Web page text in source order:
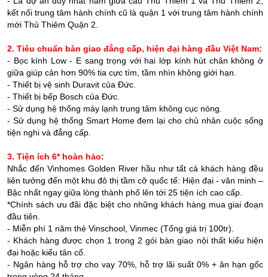
kết nối trung tâm hành chính cũ là quận 1 với trung tâm hành chính
mới Thủ Thiêm Quận 2.
2. Tiêu chuẩn bàn giao đẳng cấp, hiện đại hàng đầu Việt Nam:
- Bọc kính Low - E sang trọng với hai lớp kính hút chân không ở
giữa giúp cản hơn 90% tia cực tím, tầm nhìn không giới hạn.
- Thiết bị vệ sinh Duravit của Đức.
- Thiết bị bếp Bosch của Đức.
- Sử dụng hệ thống máy lạnh trung tâm không cục nóng.
- Sử dụng hệ thống Smart Home đem lại cho chủ nhân cuộc sống
tiện nghi và đẳng cấp.
3. Tiện ích 6* hoàn hảo:
Nhắc đến Vinhomes Golden River hầu như tất cả khách hàng đều
liên tưởng đến một khu đô thị tầm cỡ quốc tế: Hiện đại - văn minh –
Bậc nhất ngay giữa lòng thành phố lên tới 25 tiện ích cao cấp.
*Chính sách ưu đãi đặc biệt cho những khách hàng mua giai đoạn
đầu tiên.
- Miễn phí 1 năm thẻ Vinschool, Vinmec (Tổng giá trị 100tr).
- Khách hàng được chọn 1 trong 2 gói bàn giao nội thất kiểu hiện
đại hoặc kiểu tân cổ.
- Ngân hàng hỗ trợ cho vay 70%, hỗ trợ lãi suất 0% + ân hạn gốc